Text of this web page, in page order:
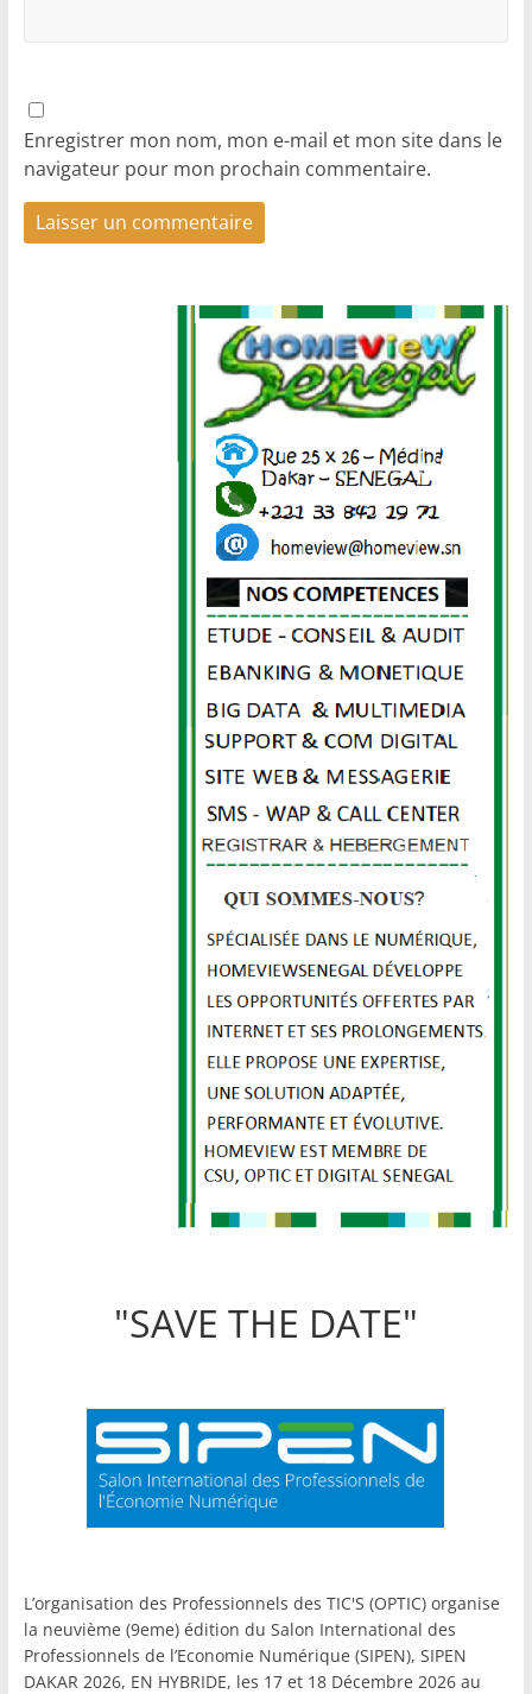
Enregistrer mon nom, mon e-mail et mon site dans le
navigateur pour mon prochain commentaire.
"SAVE THE DATE"
L’organisation des Professionnels des TIC'S (OPTIC) organise
la neuvième (9eme) édition du Salon International des
Professionnels de l’Economie Numérique (SIPEN), SIPEN
DAKAR 2026, EN HYBRIDE, les 17 et 18 Décembre 2026 au